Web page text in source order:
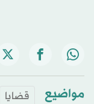
مواضيع قضايا